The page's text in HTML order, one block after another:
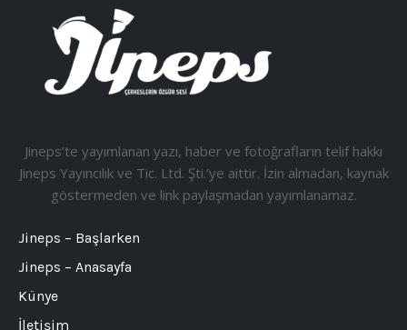
Jineps’te yayımlanan yazı, haber ve fotoğrafların telif hakkı
Jineps Yayıncılık ve Tic. Ltd. Şti.’ye aittir. İzin almadan, kaynak
göstermeden ve link paylaşmadan yayımlanamaz.
Jineps – Başlarken
Jineps – Anasayfa
Künye
İletişim